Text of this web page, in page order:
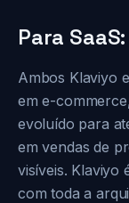
Para
Ambos Klaviyo
em e-
evoluído para
em vendas de
visíveis. Klaviyo
com toda a